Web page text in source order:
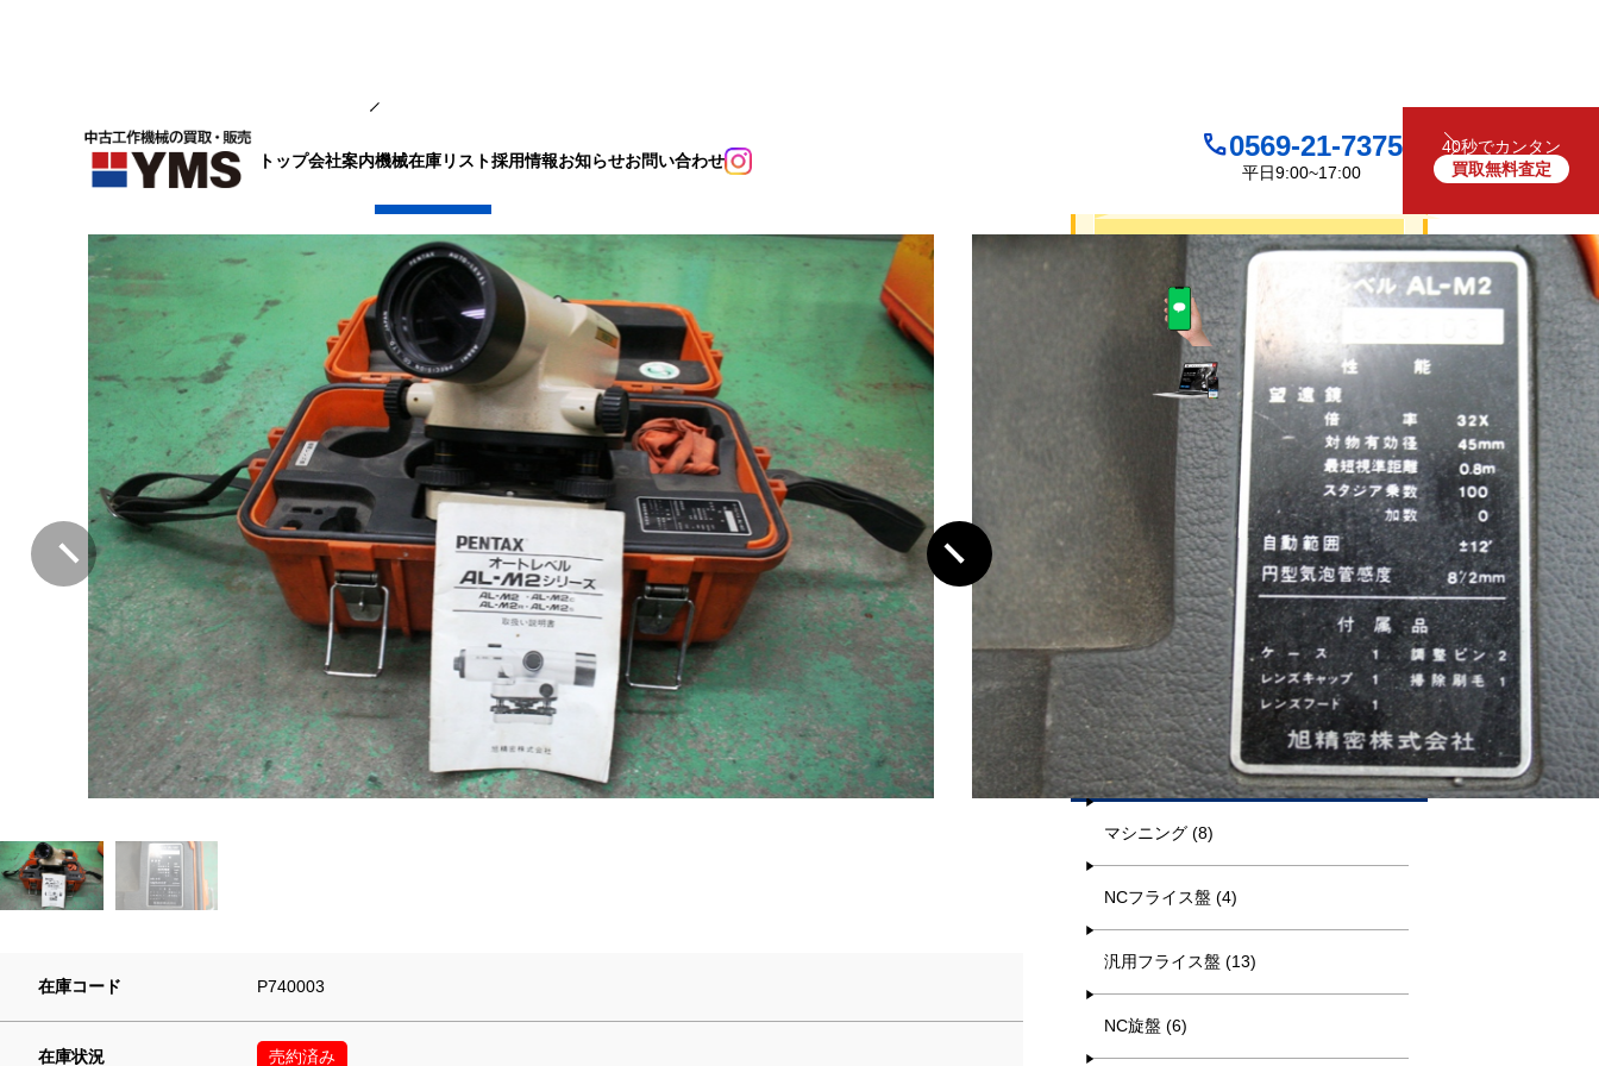
トップ会社案内機械在庫リスト採用情報お知らせお問い合わせ 0569-21-7375
平日9:00~17:00
40秒でカンタン
買取無料査定
オートレベル
在庫コード P740003
在庫状況 売約済み
買取について
お見積り・査定は無料
LINEで査定
買取フォームで査定
お電話でも受け付けております
0569-21-7375
平日9:00~17:00
キーワード検索
カテゴリー一覧
マシニング (8)
NCフライス盤 (4)
汎用フライス盤 (13)
NC旋盤 (6)